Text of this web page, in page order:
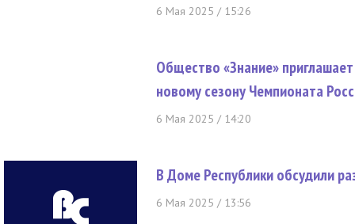
6 Мая 2025 / 15:26
Общество «Знание»
новому сезону Чемпионата
6 Мая 2025 / 14:20
В Доме Республики обсудили
6 Мая 2025 / 13:56